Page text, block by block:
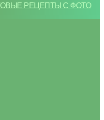
РЕЦЕПТЫ С ФОТО